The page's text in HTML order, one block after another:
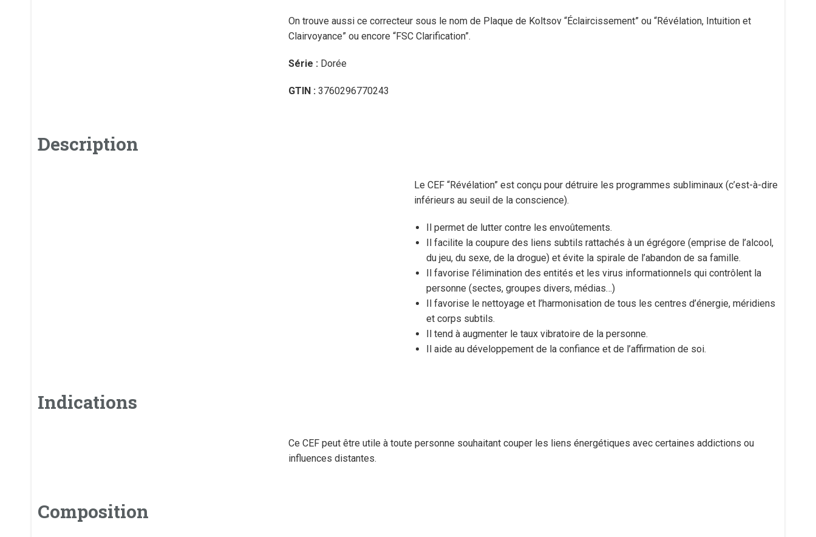
On trouve aussi ce correcteur sous le nom de Plaque de Koltsov “Éclaircissement” ou “Révélation, Intuition et
Clairvoyance” ou encore “FSC Clarification”.
Série : Dorée
GTIN : 3760296770243
Description
Le CEF “Révélation” est conçu pour détruire les programmes subliminaux (c’est-à-dire
inférieurs au seuil de la conscience).
Il permet de lutter contre les envoûtements.
Il facilite la coupure des liens subtils rattachés à un égrégore (emprise de l’alcool,
du jeu, du sexe, de la drogue) et évite la spirale de l’abandon de sa famille.
Il favorise l’élimination des entités et les virus informationnels qui contrôlent la
personne (sectes, groupes divers, médias…)
Il favorise le nettoyage et l’harmonisation de tous les centres d’énergie, méridiens
et corps subtils.
Il tend à augmenter le taux vibratoire de la personne.
Il aide au développement de la confiance et de l’affirmation de soi.
Indications
Ce CEF peut être utile à toute personne souhaitant couper les liens énergétiques avec certaines addictions ou
influences distantes.
Composition